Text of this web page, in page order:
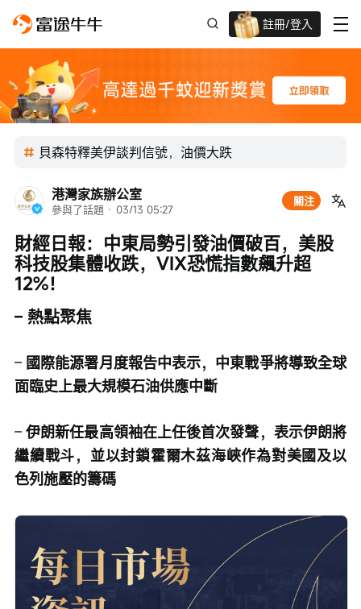
註冊/登入
貝森特釋美伊談判信號，油價大跌
港灣家族辦公室
參與了話題 · 03/13 05:27
關注
財經日報：中東局勢引發油價破百，美股
科技股集體收跌，VIX恐慌指數飆升超
12%！
– 熱點聚焦
– 國際能源署月度報告中表示，中東戰爭將導致全球
面臨史上最大規模石油供應中斷
– 伊朗新任最高領袖在上任後首次發聲，表示伊朗將
繼續戰斗，並以封鎖霍爾木茲海峽作為對美國及以
色列施壓的籌碼